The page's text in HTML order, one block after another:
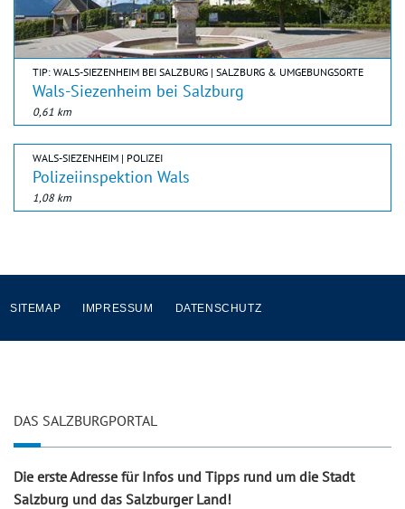
TIP: WALS-SIEZENHEIM BEI SALZBURG | SALZBURG & UMGEBUNGSORTE
Wals-Siezenheim bei Salzburg
0,61 km
WALS-SIEZENHEIM | POLIZEI
Polizeiinspektion Wals
1,08 km
SITEMAP IMPRESSUM DATENSCHUTZ
DAS SALZBURGPORTAL
Die erste Adresse für Infos und Tipps rund um die Stadt
Salzburg und das Salzburger Land!